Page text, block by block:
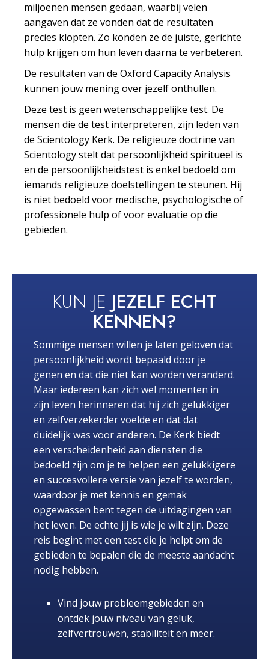
miljoenen mensen gedaan, waarbij velen
aangaven dat ze vonden dat de resultaten
precies klopten. Zo konden ze de juiste, gerichte
hulp krijgen om hun leven daarna te verbeteren.
De resultaten van de Oxford Capacity Analysis
kunnen jouw mening over jezelf onthullen.
Deze test is geen wetenschappelijke test. De
mensen die de test interpreteren, zijn leden van
de Scientology Kerk. De religieuze doctrine van
Scientology stelt dat persoonlijkheid spiritueel is
en de persoonlijkheidstest is enkel bedoeld om
iemands religieuze doelstellingen te steunen. Hij
is niet bedoeld voor medische, psychologische of
professionele hulp of voor evaluatie op die
gebieden.
KUN JE JEZELF ECHT
KENNEN?
Sommige mensen willen je laten geloven dat
persoonlijkheid wordt bepaald door je
genen en dat die niet kan worden veranderd.
Maar iedereen kan zich wel momenten in
zijn leven herinneren dat hij zich gelukkiger
en zelfverzekerder voelde en dat dat
duidelijk was voor anderen. De Kerk biedt
een verscheidenheid aan diensten die
bedoeld zijn om je te helpen een gelukkigere
en succesvollere versie van jezelf te worden,
waardoor je met kennis en gemak
opgewassen bent tegen de uitdagingen van
het leven. De echte jij is wie je wilt zijn. Deze
reis begint met een test die je helpt om de
gebieden te bepalen die de meeste aandacht
nodig hebben.
Vind jouw probleemgebieden en
ontdek jouw niveau van geluk,
zelfvertrouwen, stabiliteit en meer.